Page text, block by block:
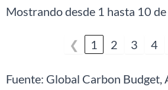
Mostrando desde 1 hasta 10
❮ 1 2 3 4
Fuente: Global Carbon Budget,